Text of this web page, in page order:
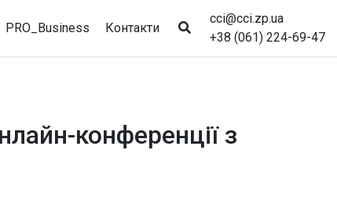
PRO_Business Контакти
cci@cci.zp.ua
+38 (061) 224-69-47
конференції з